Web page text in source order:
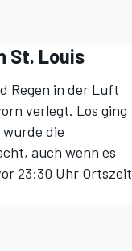
St. Louis
Regen in der Luft
verlegt. Los ging
die
auch wenn es
23:30 Uhr Ortszeit